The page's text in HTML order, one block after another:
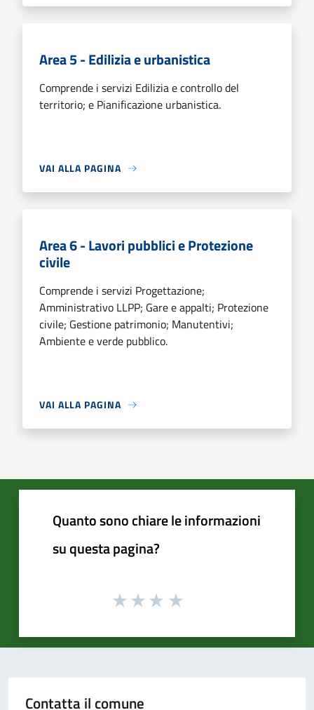
Area 5 - Edilizia e urbanistica
Comprende i servizi Edilizia e controllo del
territorio; e Pianificazione urbanistica.
VAI ALLA PAGINA
Area 6 - Lavori pubblici e Protezione
civile
Comprende i servizi Progettazione;
Amministrativo LLPP; Gare e appalti; Protezione
civile; Gestione patrimonio; Manutentivi;
Ambiente e verde pubblico.
VAI ALLA PAGINA
Quanto sono chiare le informazioni
su questa pagina?
Contatta il comune